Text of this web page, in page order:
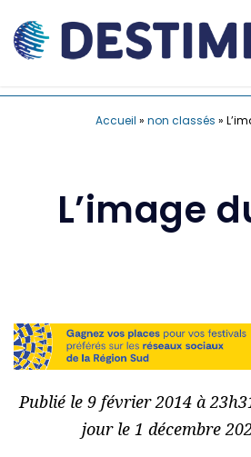
Accueil » non classés »
L’image
Publié le 9 février 2014 à
jour le 1 décembre